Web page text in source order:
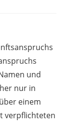
und
nur in
einem
verpflichteten